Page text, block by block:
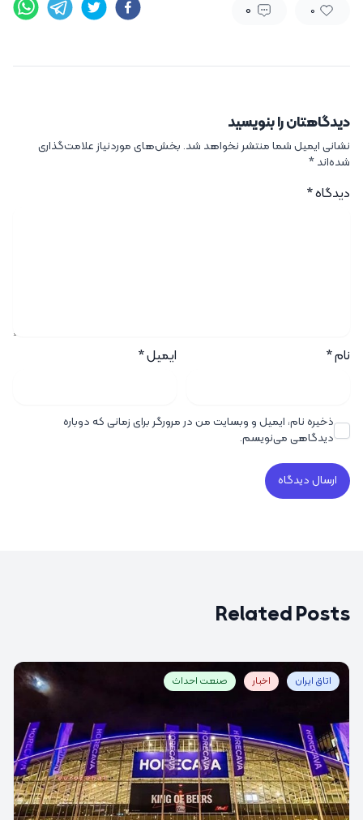
0
0
دیدگاهتان را بنویسید
نشانی ایمیل شما منتشر نخواهد شد. بخش‌های موردنیاز علامت‌گذاری
شده‌اند*
دیدگاه*
نام* ایمیل*
ذخیره نام، ایمیل و وبسایت من در مرورگر برای زمانی که دوباره
دیدگاهی می‌نویسم.
Related Posts
اتاق ایران اخبار صنعت احداث